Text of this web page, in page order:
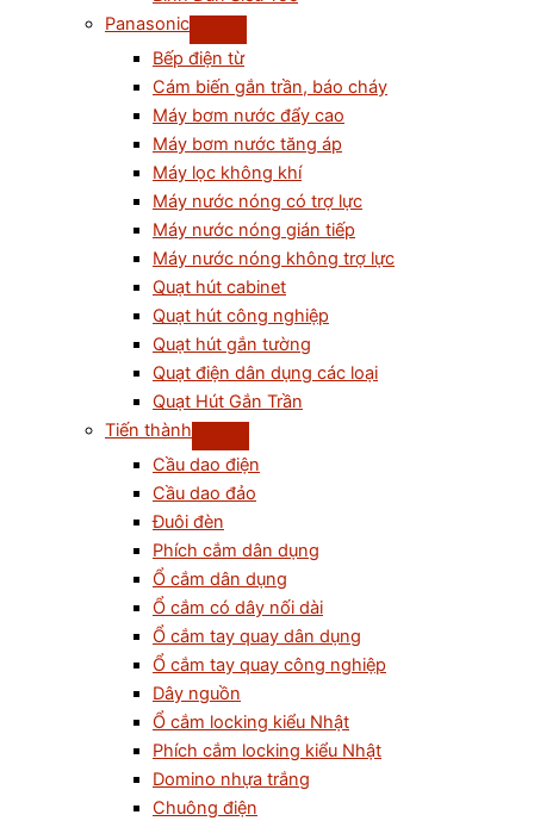
Panasonic
Bếp điện từ
Cám biến gắn trần, báo cháy
Máy bơm nước đẩy cao
Máy bơm nước tăng áp
Máy lọc không khí
Máy nước nóng có trợ lực
Máy nước nóng gián tiếp
Máy nước nóng không trợ lực
Quạt hút cabinet
Quạt hút công nghiệp
Quạt hút gắn tường
Quạt điện dân dụng các loại
Quạt Hút Gắn Trần
Tiến thành
Cầu dao điện
Cầu dao đảo
Đuôi đèn
Phích cắm dân dụng
Ổ cắm dân dụng
Ổ cắm có dây nối dài
Ổ cắm tay quay dân dụng
Ổ cắm tay quay công nghiệp
Dây nguồn
Ổ cắm locking kiểu Nhật
Phích cắm locking kiểu Nhật
Domino nhựa trắng
Chuông điện